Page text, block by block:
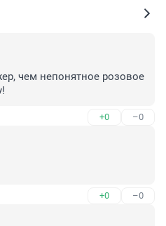
чем непонятное розовое
+0 –0
+0 –0